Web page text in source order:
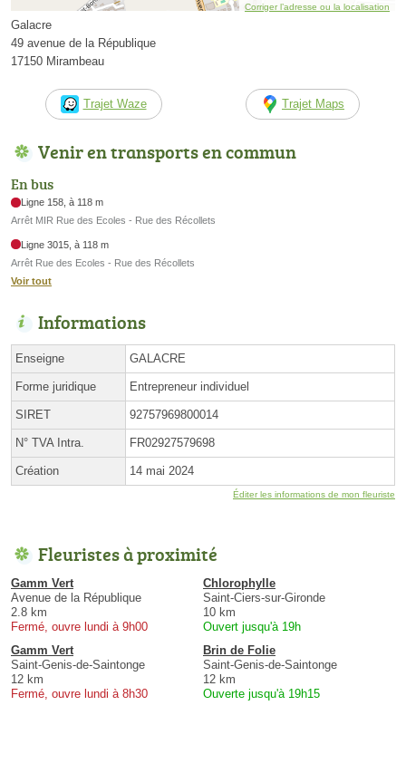
Corriger l’adresse ou la localisation
Galacre
49 avenue de la République
17150 Mirambeau
Trajet Waze Trajet Maps
Venir en transports en commun
En bus
Ligne 158, à 118 m
Arrêt MIR Rue des Ecoles - Rue des Récollets
Ligne 3015, à 118 m
Arrêt Rue des Ecoles - Rue des Récollets
Voir tout
Informations
Enseigne GALACRE
Forme juridique Entrepreneur individuel
SIRET 92757969800014
N° TVA Intra. FR02927579698
Création 14 mai 2024
Éditer les informations de mon fleuriste
Fleuristes à proximité
Gamm Vert
Avenue de la République
2.8 km
Fermé, ouvre lundi à 9h00
Chlorophylle
Saint-Ciers-sur-Gironde
10 km
Ouvert jusqu'à 19h
Gamm Vert
Saint-Genis-de-Saintonge
12 km
Fermé, ouvre lundi à 8h30
Brin de Folie
Saint-Genis-de-Saintonge
12 km
Ouverte jusqu'à 19h15